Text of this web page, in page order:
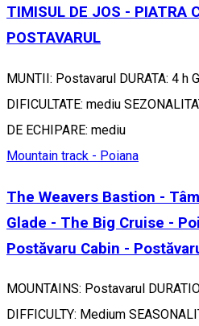
TIMISUL DE JOS - PIATRA
POSTAVARUL
MUNTII: Postavarul DURATA: 4 h
DIFICULTATE: mediu
DE ECHIPARE: mediu
Mountain track - Poiana
The Weavers Bastion -
Glade - The Big Cruise -
Postăvaru Cabin -
MOUNTAINS: Postavarul
DIFFICULTY: Medium